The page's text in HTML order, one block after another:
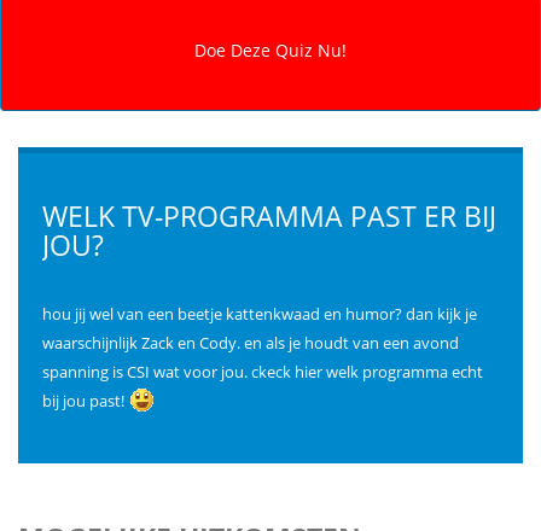
WELK TV-PROGRAMMA PAST ER BIJ
JOU?
hou jij wel van een beetje kattenkwaad en humor? dan kijk je
waarschijnlijk Zack en Cody. en als je houdt van een avond
spanning is CSI wat voor jou. ckeck hier welk programma echt
bij jou past!